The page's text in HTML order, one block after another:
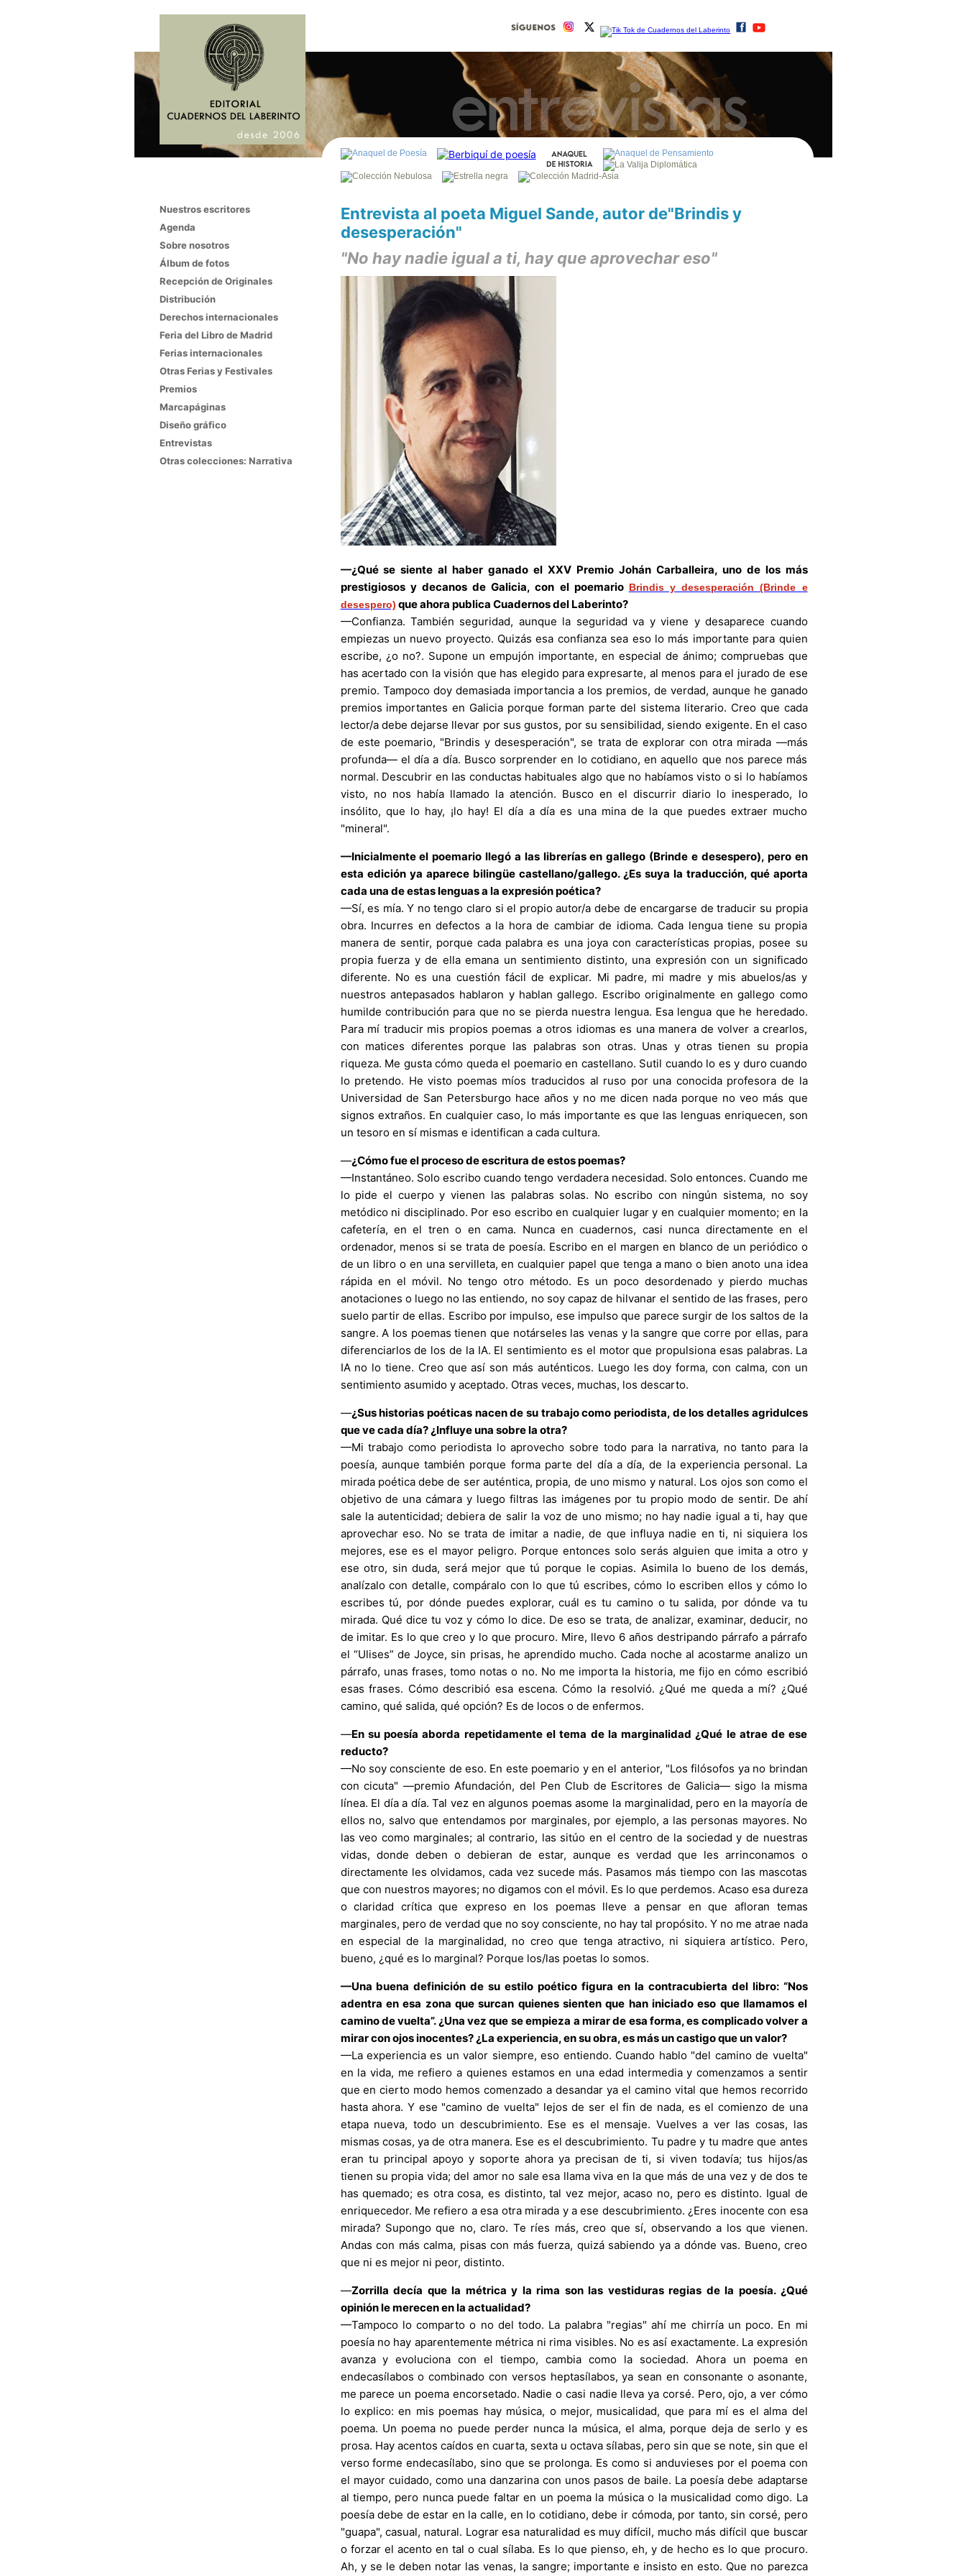
Nuestros escritores
Agenda
Sobre nosotros
Álbum de fotos
Recepción de Originales
Distribución
Derechos internacionales
Feria del Libro de Madrid
Ferias internacionales
Otras Ferias y Festivales
Premios
Marcapáginas
Diseño gráfico
Entrevistas
Otras colecciones: Narrativa
Entrevista al poeta Miguel Sande, autor de"Brindis y
desesperación"
"No hay nadie igual a ti, hay que aprovechar eso"
—¿Qué se siente al haber ganado el XXV Premio Johán Carballeira, uno de los más
prestigiosos y decanos de Galicia, con el poemario Brindis y desesperación (Brinde e
desespero) que ahora publica Cuadernos del Laberinto?
—Confianza. También seguridad, aunque la seguridad va y viene y desaparece cuando
empiezas un nuevo proyecto. Quizás esa confianza sea eso lo más importante para quien
escribe, ¿o no?. Supone un empujón importante, en especial de ánimo; compruebas que
has acertado con la visión que has elegido para expresarte, al menos para el jurado de ese
premio. Tampoco doy demasiada importancia a los premios, de verdad, aunque he ganado
premios importantes en Galicia porque forman parte del sistema literario. Creo que cada
lector/a debe dejarse llevar por sus gustos, por su sensibilidad, siendo exigente. En el caso
de este poemario, "Brindis y desesperación", se trata de explorar con otra mirada —más
profunda— el día a día. Busco sorprender en lo cotidiano, en aquello que nos parece más
normal. Descubrir en las conductas habituales algo que no habíamos visto o si lo habíamos
visto, no nos había llamado la atención. Busco en el discurrir diario lo inesperado, lo
insólito, que lo hay, ¡lo hay! El día a día es una mina de la que puedes extraer mucho
"mineral".
—Inicialmente el poemario llegó a las librerías en gallego (Brinde e desespero), pero en
esta edición ya aparece bilingüe castellano/gallego. ¿Es suya la traducción, qué aporta
cada una de estas lenguas a la expresión poética?
—Sí, es mía. Y no tengo claro si el propio autor/a debe de encargarse de traducir su propia
obra. Incurres en defectos a la hora de cambiar de idioma. Cada lengua tiene su propia
manera de sentir, porque cada palabra es una joya con características propias, posee su
propia fuerza y de ella emana un sentimiento distinto, una expresión con un significado
diferente. No es una cuestión fácil de explicar. Mi padre, mi madre y mis abuelos/as y
nuestros antepasados hablaron y hablan gallego. Escribo originalmente en gallego como
humilde contribución para que no se pierda nuestra lengua. Esa lengua que he heredado.
Para mí traducir mis propios poemas a otros idiomas es una manera de volver a crearlos,
con matices diferentes porque las palabras son otras. Unas y otras tienen su propia
riqueza. Me gusta cómo queda el poemario en castellano. Sutil cuando lo es y duro cuando
lo pretendo. He visto poemas míos traducidos al ruso por una conocida profesora de la
Universidad de San Petersburgo hace años y no me dicen nada porque no veo más que
signos extraños. En cualquier caso, lo más importante es que las lenguas enriquecen, son
un tesoro en sí mismas e identifican a cada cultura.
—¿Cómo fue el proceso de escritura de estos poemas?
—Instantáneo. Solo escribo cuando tengo verdadera necesidad. Solo entonces. Cuando me
lo pide el cuerpo y vienen las palabras solas. No escribo con ningún sistema, no soy
metódico ni disciplinado. Por eso escribo en cualquier lugar y en cualquier momento; en la
cafetería, en el tren o en cama. Nunca en cuadernos, casi nunca directamente en el
ordenador, menos si se trata de poesía. Escribo en el margen en blanco de un periódico o
de un libro o en una servilleta, en cualquier papel que tenga a mano o bien anoto una idea
rápida en el móvil. No tengo otro método. Es un poco desordenado y pierdo muchas
anotaciones o luego no las entiendo, no soy capaz de hilvanar el sentido de las frases, pero
suelo partir de ellas. Escribo por impulso, ese impulso que parece surgir de los saltos de la
sangre. A los poemas tienen que notárseles las venas y la sangre que corre por ellas, para
diferenciarlos de los de la IA. El sentimiento es el motor que propulsiona esas palabras. La
IA no lo tiene. Creo que así son más auténticos. Luego les doy forma, con calma, con un
sentimiento asumido y aceptado. Otras veces, muchas, los descarto.
—¿Sus historias poéticas nacen de su trabajo como periodista, de los detalles agridulces
que ve cada día? ¿Influye una sobre la otra?
—Mi trabajo como periodista lo aprovecho sobre todo para la narrativa, no tanto para la
poesía, aunque también porque forma parte del día a día, de la experiencia personal. La
mirada poética debe de ser auténtica, propia, de uno mismo y natural. Los ojos son como el
objetivo de una cámara y luego filtras las imágenes por tu propio modo de sentir. De ahí
sale la autenticidad; debiera de salir la voz de uno mismo; no hay nadie igual a ti, hay que
aprovechar eso. No se trata de imitar a nadie, de que influya nadie en ti, ni siquiera los
mejores, ese es el mayor peligro. Porque entonces solo serás alguien que imita a otro y
ese otro, sin duda, será mejor que tú porque le copias. Asimila lo bueno de los demás,
analízalo con detalle, compáralo con lo que tú escribes, cómo lo escriben ellos y cómo lo
escribes tú, por dónde puedes explorar, cuál es tu camino o tu salida, por dónde va tu
mirada. Qué dice tu voz y cómo lo dice. De eso se trata, de analizar, examinar, deducir, no
de imitar. Es lo que creo y lo que procuro. Mire, llevo 6 años destripando párrafo a párrafo
el “Ulises” de Joyce, sin prisas, he aprendido mucho. Cada noche al acostarme analizo un
párrafo, unas frases, tomo notas o no. No me importa la historia, me fijo en cómo escribió
esas frases. Cómo describió esa escena. Cómo la resolvió. ¿Qué me queda a mí? ¿Qué
camino, qué salida, qué opción? Es de locos o de enfermos.
—En su poesía aborda repetidamente el tema de la marginalidad ¿Qué le atrae de ese
reducto?
—No soy consciente de eso. En este poemario y en el anterior, "Los filósofos ya no brindan
con cicuta" —premio Afundación, del Pen Club de Escritores de Galicia— sigo la misma
línea. El día a día. Tal vez en algunos poemas asome la marginalidad, pero en la mayoría de
ellos no, salvo que entendamos por marginales, por ejemplo, a las personas mayores. No
las veo como marginales; al contrario, las sitúo en el centro de la sociedad y de nuestras
vidas, donde deben o debieran de estar, aunque es verdad que les arrinconamos o
directamente les olvidamos, cada vez sucede más. Pasamos más tiempo con las mascotas
que con nuestros mayores; no digamos con el móvil. Es lo que perdemos. Acaso esa dureza
o claridad crítica que expreso en los poemas lleve a pensar en que afloran temas
marginales, pero de verdad que no soy consciente, no hay tal propósito. Y no me atrae nada
en especial de la marginalidad, no creo que tenga atractivo, ni siquiera artístico. Pero,
bueno, ¿qué es lo marginal? Porque los/las poetas lo somos.
—Una buena definición de su estilo poético figura en la contracubierta del libro: “Nos
adentra en esa zona que surcan quienes sienten que han iniciado eso que llamamos el
camino de vuelta”. ¿Una vez que se empieza a mirar de esa forma, es complicado volver a
mirar con ojos inocentes? ¿La experiencia, en su obra, es más un castigo que un valor?
—La experiencia es un valor siempre, eso entiendo. Cuando hablo "del camino de vuelta"
en la vida, me refiero a quienes estamos en una edad intermedia y comenzamos a sentir
que en cierto modo hemos comenzado a desandar ya el camino vital que hemos recorrido
hasta ahora. Y ese "camino de vuelta" lejos de ser el fin de nada, es el comienzo de una
etapa nueva, todo un descubrimiento. Ese es el mensaje. Vuelves a ver las cosas, las
mismas cosas, ya de otra manera. Ese es el descubrimiento. Tu padre y tu madre que antes
eran tu principal apoyo y soporte ahora ya precisan de ti, si viven todavía; tus hijos/as
tienen su propia vida; del amor no sale esa llama viva en la que más de una vez y de dos te
has quemado; es otra cosa, es distinto, tal vez mejor, acaso no, pero es distinto. Igual de
enriquecedor. Me refiero a esa otra mirada y a ese descubrimiento. ¿Eres inocente con esa
mirada? Supongo que no, claro. Te ríes más, creo que sí, observando a los que vienen.
Andas con más calma, pisas con más fuerza, quizá sabiendo ya a dónde vas. Bueno, creo
que ni es mejor ni peor, distinto.
—Zorrilla decía que la métrica y la rima son las vestiduras regias de la poesía. ¿Qué
opinión le merecen en la actualidad?
—Tampoco lo comparto o no del todo. La palabra "regias" ahí me chirría un poco. En mi
poesía no hay aparentemente métrica ni rima visibles. No es así exactamente. La expresión
avanza y evoluciona con el tiempo, cambia como la sociedad. Ahora un poema en
endecasílabos o combinado con versos heptasílabos, ya sean en consonante o asonante,
me parece un poema encorsetado. Nadie o casi nadie lleva ya corsé. Pero, ojo, a ver cómo
lo explico: en mis poemas hay música, o mejor, musicalidad, que para mí es el alma del
poema. Un poema no puede perder nunca la música, el alma, porque deja de serlo y es
prosa. Hay acentos caídos en cuarta, sexta u octava sílabas, pero sin que se note, sin que el
verso forme endecasílabo, sino que se prolonga. Es como si anduvieses por el poema con
el mayor cuidado, como una danzarina con unos pasos de baile. La poesía debe adaptarse
al tiempo, pero nunca puede faltar en un poema la música o la musicalidad como digo. La
poesía debe de estar en la calle, en lo cotidiano, debe ir cómoda, por tanto, sin corsé, pero
"guapa", casual, natural. Lograr esa naturalidad es muy difícil, mucho más difícil que buscar
o forzar el acento en tal o cual sílaba. Es lo que pienso, eh, y de hecho es lo que procuro.
Ah, y se le deben notar las venas, la sangre; importante e insisto en esto. Que no parezca